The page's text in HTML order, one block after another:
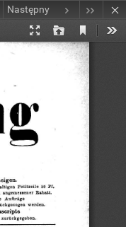
Następny